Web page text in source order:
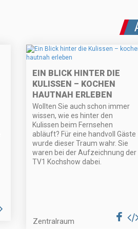
EIN BLICK HINTER DIE
KULISSEN – KOCHEN
HAUTNAH ERLEBEN
Wollten Sie auch schon immer
wissen, wie es hinter den
Kulissen beim Fernsehen
abläuft? Für eine handvoll Gäste
wurde dieser Traum wahr. Sie
waren bei der Aufzeichnung der
TV1 Kochshow dabei.
Zentralraum